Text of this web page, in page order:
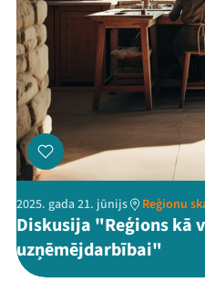
Mana
2025. gada 21. jūnijs Reģionu
Diskusija "Reģions kā
uzņēmējdarbībai"